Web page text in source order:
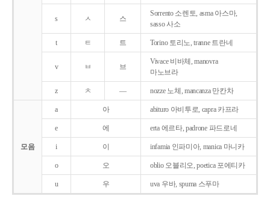
s ㅅ 스
Sorrento 소렌토, asma 아스마,
sasso 사소
t ㅌ 트 Torino 토리노, tranne 트란네
v ㅂ 브
Vivace 비바체, manovra
마노브라
z ㅊ ― nozze 노체, mancanza 만칸차
모음
a 아 abituro 아비투로, capra 카프라
e 에 erta 에르타, padrone 파드로네
i 이 infamia 인파미아, manica 마니카
o 오 oblio 오블리오, poetica 포에티카
u 우 uva 우바, spuma 스푸마